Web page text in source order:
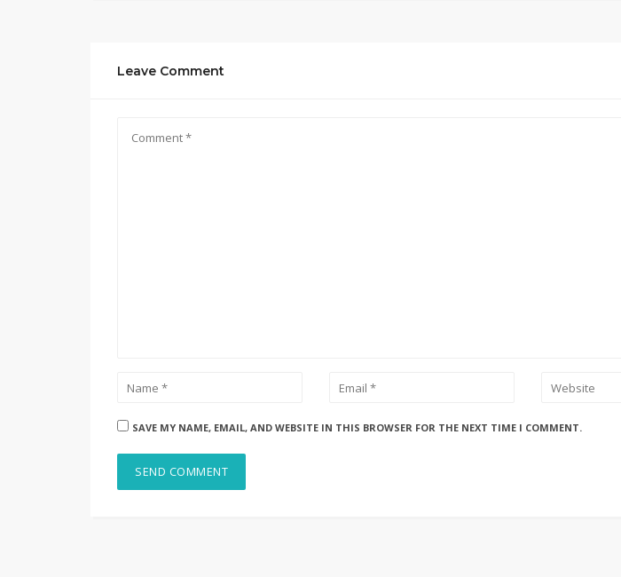
Leave Comment
SAVE MY NAME, EMAIL, AND WEBSITE IN THIS BROWSER FOR THE NEXT TIME I COMMENT.